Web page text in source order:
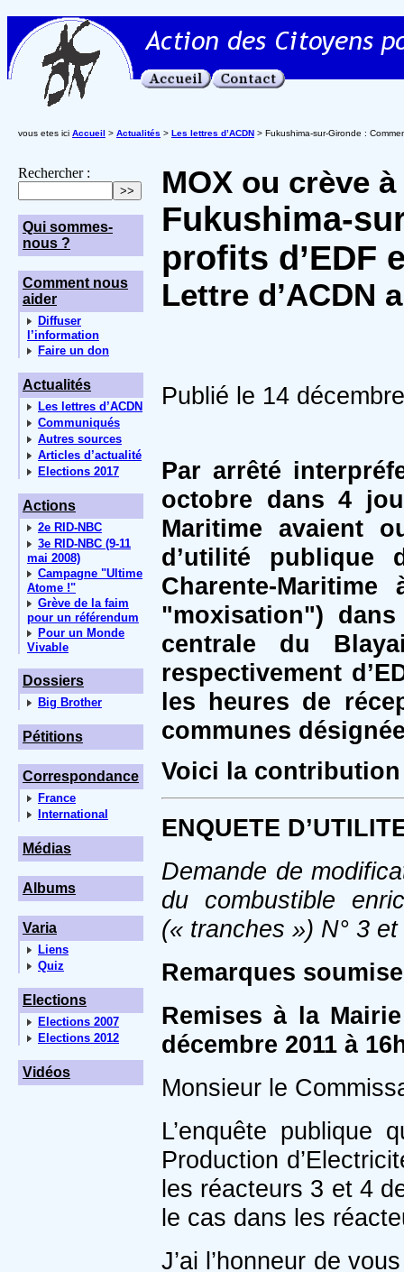
vous etes ici Accueil > Actualités > Les lettres d’ACDN > Fukushima-sur-Gironde :
Rechercher :
Qui sommes-
nous ?
Comment nous
aider
Diffuser
l’information
Faire un don
Actualités
Les lettres d’ACDN
Communiqués
Autres sources
Articles d’actualité
Elections 2017
Actions
2e RID-NBC
3e RID-NBC (9-11
mai 2008)
Campagne "Ultime
Atome !"
Grève de la faim
pour un référendum
Pour un Monde
Vivable
Dossiers
Big Brother
Pétitions
Correspondance
France
International
Médias
Albums
Varia
Liens
Quiz
Elections
Elections 2007
Elections 2012
Vidéos
MOX ou crève
Fukushima-
profits d’EDF
Lettre d’ACDN
Publié le 14
Par arrêté
octobre dans 4
Maritime avaient
d’utilité publique
Charente-
"moxisation")
centrale du
respectivement
les heures de
communes
Voici la contribution
ENQUETE
Demande de
du combustible
(« tranches ») N° 3
Remarques
Remises à la
décembre 2011 à
Monsieur le
L’enquête
Production
les réacteurs 3 et 4
le cas dans les
J’ai l’honneur de